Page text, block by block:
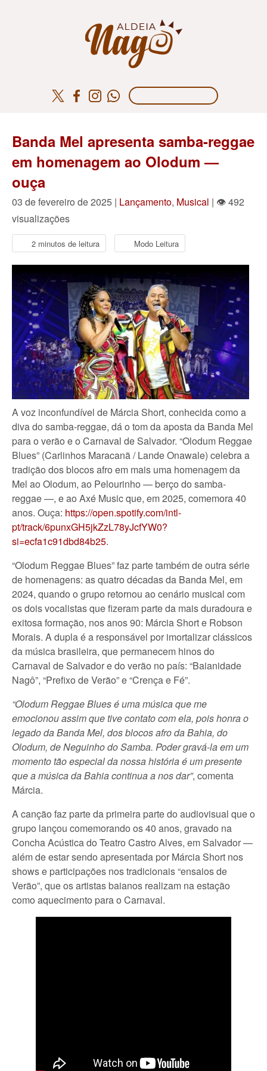
Banda Mel apresenta samba-reggae
em homenagem ao Olodum —
ouça
03 de fevereiro de 2025 | Lançamento, Musical | 👁 492
visualizações
2 minutos de leitura Modo Leitura
A voz inconfundível de Márcia Short, conhecida como a
diva do samba-reggae, dá o tom da aposta da Banda Mel
para o verão e o Carnaval de Salvador. “Olodum Reggae
Blues” (Carlinhos Maracanã / Lande Onawale) celebra a
tradição dos blocos afro em mais uma homenagem da
Mel ao Olodum, ao Pelourinho — berço do samba-
reggae —, e ao Axé Music que, em 2025, comemora 40
anos. Ouça: https://open.spotify.com/intl-
pt/track/6punxGH5jkZzL78yJcfYW0?
si=ecfa1c91dbd84b25.
“Olodum Reggae Blues” faz parte também de outra série
de homenagens: as quatro décadas da Banda Mel, em
2024, quando o grupo retornou ao cenário musical com
os dois vocalistas que fizeram parte da mais duradoura e
exitosa formação, nos anos 90: Márcia Short e Robson
Morais. A dupla é a responsável por imortalizar clássicos
da música brasileira, que permanecem hinos do
Carnaval de Salvador e do verão no país: “Baianidade
Nagô”, “Prefixo de Verão” e “Crença e Fé”.
“Olodum Reggae Blues é uma música que me
emocionou assim que tive contato com ela, pois honra o
legado da Banda Mel, dos blocos afro da Bahia, do
Olodum, de Neguinho do Samba. Poder gravá-la em um
momento tão especial da nossa história é um presente
que a música da Bahia continua a nos dar”, comenta
Márcia.
A canção faz parte da primeira parte do audiovisual que o
grupo lançou comemorando os 40 anos, gravado na
Concha Acústica do Teatro Castro Alves, em Salvador —
além de estar sendo apresentada por Márcia Short nos
shows e participações nos tradicionais “ensaios de
Verão”, que os artistas baianos realizam na estação
como aquecimento para o Carnaval.